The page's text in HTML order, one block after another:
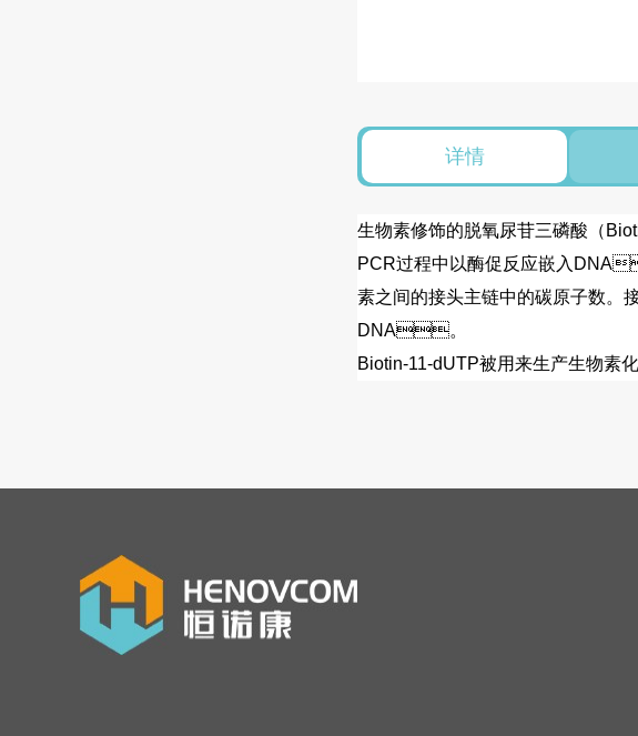
详情
生物素修饰的脱氧尿苷三磷酸（
PCR过程中以酶促反应嵌入
素之间的接头主链中的碳原子数
DNA。
Biotin-11-dUTP被用来生产生物素化